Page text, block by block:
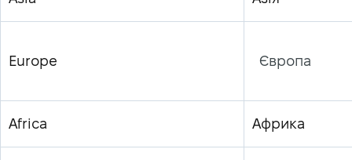
Europe Європа
Africa Африка